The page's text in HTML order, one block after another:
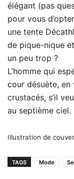
élégant (pas
pour vous
une tente
de pique-nique
un peu trop ?
L’homme qui
cour désuète,
crustacés, s’il
au septième ciel.
Illustration de
TAGS Mode